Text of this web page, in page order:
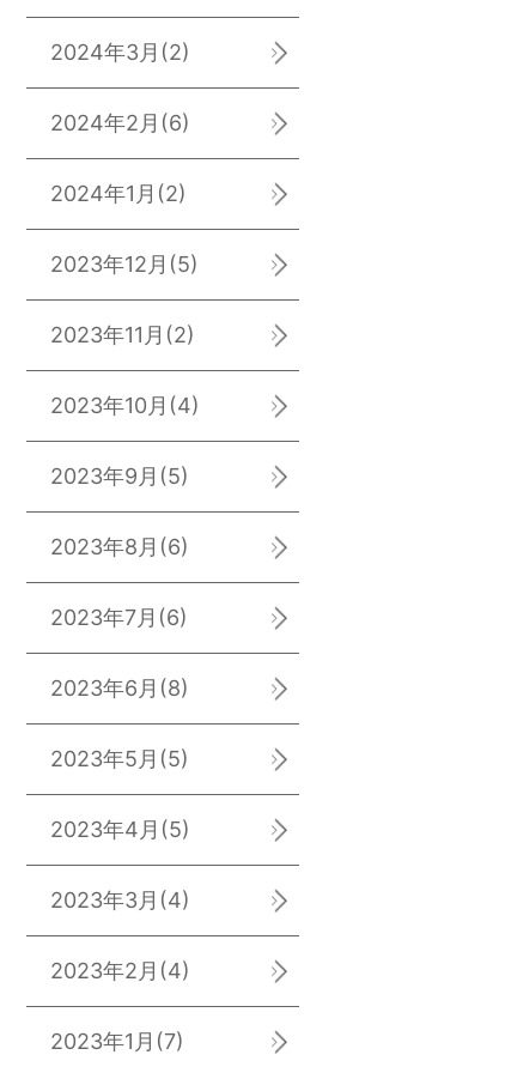
2024年3月 (2)
2024年2月 (6)
2024年1月 (2)
2023年12月 (5)
2023年11月 (2)
2023年10月 (4)
2023年9月 (5)
2023年8月 (6)
2023年7月 (6)
2023年6月 (8)
2023年5月 (5)
2023年4月 (5)
2023年3月 (4)
2023年2月 (4)
2023年1月 (7)